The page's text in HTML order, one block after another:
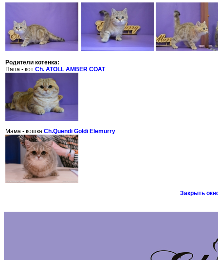
Родители котенка:
Папа - кот Ch. ATOLL AMBER COAT
Мама - кошка Ch.Quendi Goldi Elemurry
Закрыть